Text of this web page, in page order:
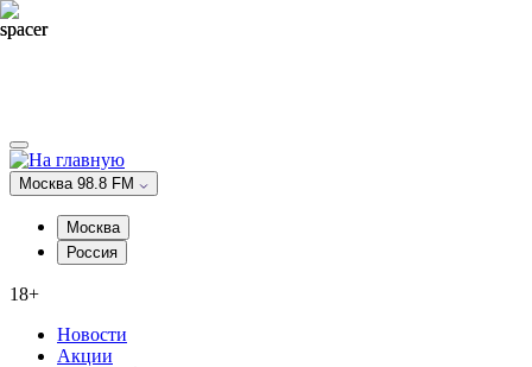
Москва 98.8 FM
Москва
Россия
18+
Новости
Акции